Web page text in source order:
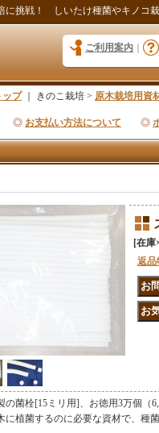
戦！ しいたけ種菌やキノコ栽
ご利用案内
ップ｜ きのこ栽培 > 原木栽培用資
◎ お支払い方法について ◎
[在庫
返品
の菌栓[15ミリ用]、お徳用3万個（
に植菌するのに必要な資材で、種